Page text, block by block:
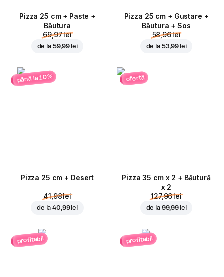
Pizza 25 cm + Paste +
Băutura
69,97 lei
de la 59,99 lei
Pizza 25 cm + Gustare +
Băutura + Sos
58,96 lei
de la 53,99 lei
până la 10%
Pizza 25 cm + Desert
41,98 lei
de la40,99 lei
ofertă
Pizza 35 cm x 2 + Băutură
x 2
127,96 lei
de la 99,99 lei
profitabil profitabil